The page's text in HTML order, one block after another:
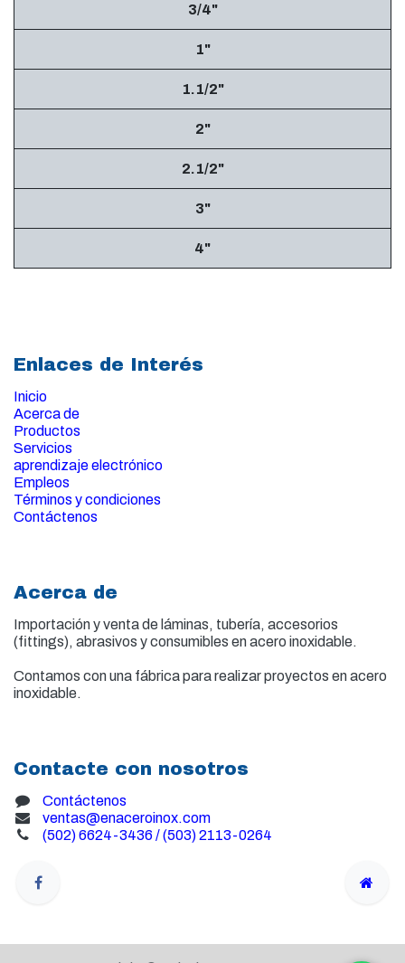
3/4"
1"
1.1/2"
2"
2.1/2"
3"
4"
Enlaces de Interés
Inicio
Acerca de
Productos
Servicios
aprendizaje electrónico
Empleos
Términos y condiciones
Contáctenos
Acerca de
Importación y venta de láminas, tubería, accesorios
(fittings), abrasivos y consumibles en acero inoxidable.
Contamos con una fábrica para realizar proyectos en acero
inoxidable.
Contacte con nosotros
Contáctenos
ventas@enaceroinox.com
(502) 6624-3436 / (503) 2113-0264